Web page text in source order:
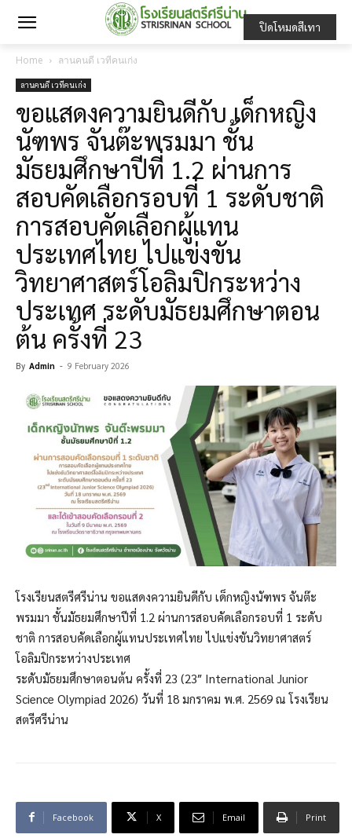
Home ลานคนดี เวทีคนเก่ง
ลานคนดี เวทีคนเก่ง
ขอแสดงความยินดีกับ เด็กหญิง
นัฑพร จันต๊ะพรมมา ชั้น
มัธยมศึกษาปีที่ 1.2 ผ่านการ
สอบคัดเลือกรอบที่ 1 ระดับชาติ
การสอบคัดเลือกผู้แทน
ประเทศไทย ไปแข่งขัน
วิทยาศาสตร์โอลิมปิกระหว่าง
ประเทศ ระดับมัธยมศึกษาตอน
ต้น ครั้งที่ 23
By Admin - 9 February 2026
โรงเรียนสตรีศรีน่าน ขอแสดงความยินดีกับ เด็กหญิงนัฑพร จันต๊ะ
พรมมา ชั้นมัธยมศึกษาปีที่ 1.2 ผ่านการสอบคัดเลือกรอบที่ 1 ระดับ
ชาติ การสอบคัดเลือกผู้แทนประเทศไทย ไปแข่งขันวิทยาศาสตร์
โอลิมปิกระหว่างประเทศ
ระดับมัธยมศึกษาตอนต้น ครั้งที่ 23 (23″ International Junior
Science Olympiad 2026) วันที่ 18 มกราคม พ.ศ. 2569 ณ โรงเรียน
สตรีศรีน่าน
Facebook X Email Print
ปิดโหมดสีเทา